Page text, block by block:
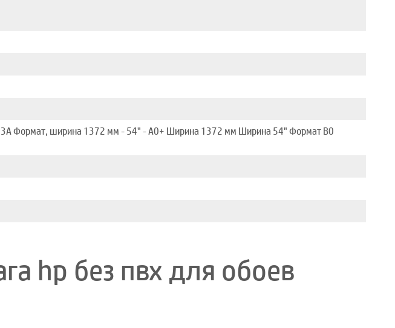
Формат, ширина 1372 мм - 54" - A0+ Ширина 1372 мм Ширина 54" Формат B0
hp без пвх для обоев